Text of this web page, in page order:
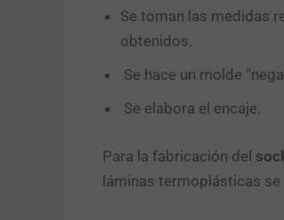
Se toman las medidas
obtenidos.
Se hace un molde
Se elabora el encaje.
Para la fabricación del
láminas termoplásticas